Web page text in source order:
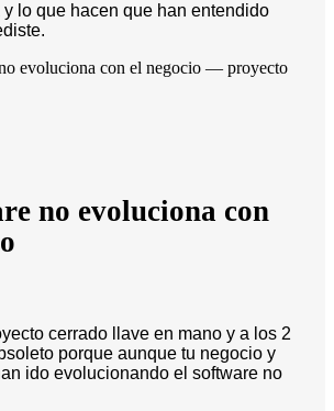
y lo que hacen que han entendido
no evoluciona con
cerrado llave en mano y a los 2
porque aunque tu negocio y
ido evolucionando el software no